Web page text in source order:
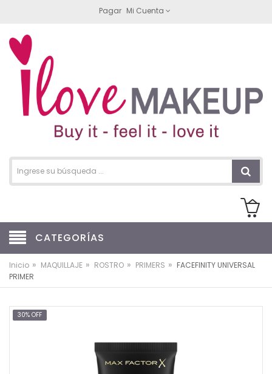
Pagar Mi Cuenta
CATEGORÍAS
Inicio » MAQUILLAJE » ROSTRO » PRIMERS » FACEFINITY UNIVERSAL
PRIMER
30% OFF